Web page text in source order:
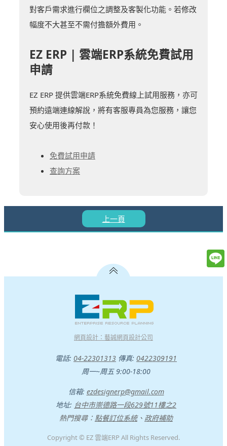
對客戶需求進行欄位之調整及客製化功能。若修改
幅度不大甚至不需付擔額外費用。
EZ ERP | 雲端ERP系統免費試用
申請
EZ ERP 提供雲端ERP系統免費線上試用服務，亦可
預約遠端連線解說，將有客服專員為您服務，讓您
安心使用後再付款！
免費試用申請
查詢方案
上一頁
網頁設計：藝誠網頁設計公司
電話: 04-22301313 傳真: 0422309191
周一~周五 9:00-18:00
信箱: ezdesignerp@gmail.com
地址: 台中市崇德路一段629號11樓之2
熱門搜尋： 點餐訂位系統、 政府補助
Copyright © EZ 雲端ERP All Rights Reserved.